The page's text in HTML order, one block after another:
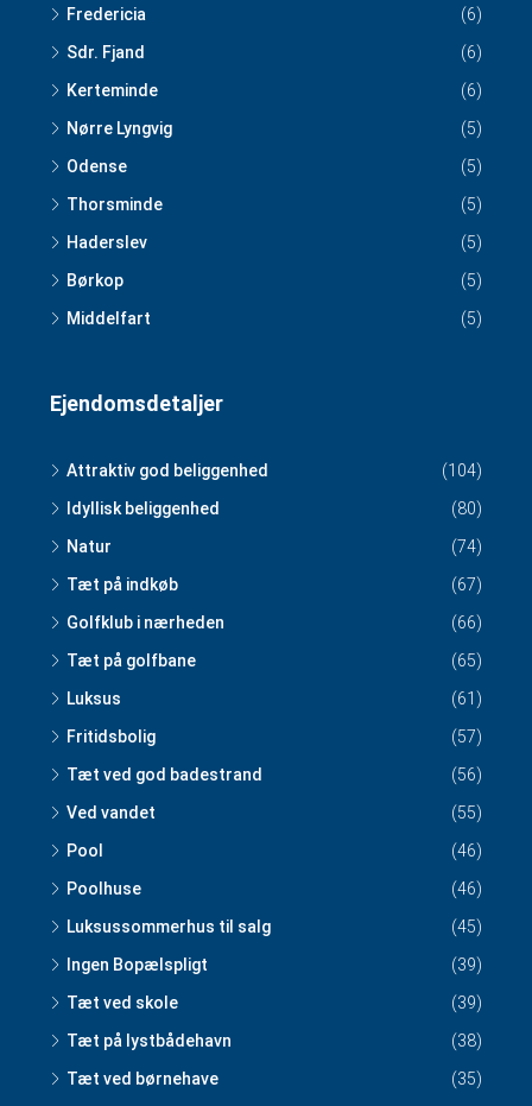
Fredericia
(6)
Sdr. Fjand
(6)
Kerteminde
(6)
Nørre Lyngvig
(5)
Odense
(5)
Thorsminde
(5)
Haderslev
(5)
Børkop
(5)
Middelfart
(5)
Ejendomsdetaljer
Attraktiv god beliggenhed
(104)
Idyllisk beliggenhed
(80)
Natur
(74)
Tæt på indkøb
(67)
Golfklub i nærheden
(66)
Tæt på golfbane
(65)
Luksus
(61)
Fritidsbolig
(57)
Tæt ved god badestrand
(56)
Ved vandet
(55)
Pool
(46)
Poolhuse
(46)
Luksussommerhus til salg
(45)
Ingen Bopælspligt
(39)
Tæt ved skole
(39)
Tæt på lystbådehavn
(38)
Tæt ved børnehave
(35)